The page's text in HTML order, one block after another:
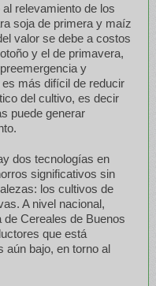
relevamiento de los
soja de primera y maíz
valor se debe a costos
y el de primavera,
y
más difícil de reducir
del cultivo, es decir
puede generar
dos tecnologías en
significativos sin
los cultivos de
A nivel nacional,
Cereales de Buenos
que está
aún bajo, en torno al